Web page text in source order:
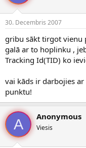
30. Decembris 2007
gribu sākt tirgot vienu
galā ar to hoplinku ,
Tracking Id(TID) ko
vai kāds ir darbojies
punktu!
A Anonymous
Viesis